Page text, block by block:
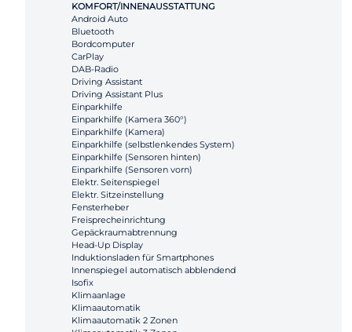
KOMFORT/INNENAUSSTATTUNG
Android Auto
Bluetooth
Bordcomputer
CarPlay
DAB-Radio
Driving Assistant
Driving Assistant Plus
Einparkhilfe
Einparkhilfe (Kamera 360°)
Einparkhilfe (Kamera)
Einparkhilfe (selbstlenkendes System)
Einparkhilfe (Sensoren hinten)
Einparkhilfe (Sensoren vorn)
Elektr. Seitenspiegel
Elektr. Sitzeinstellung
Fensterheber
Freisprecheinrichtung
Gepäckraumabtrennung
Head-Up Display
Induktionsladen für Smartphones
Innenspiegel automatisch abblendend
Isofix
Klimaanlage
Klimaautomatik
Klimaautomatik 2 Zonen